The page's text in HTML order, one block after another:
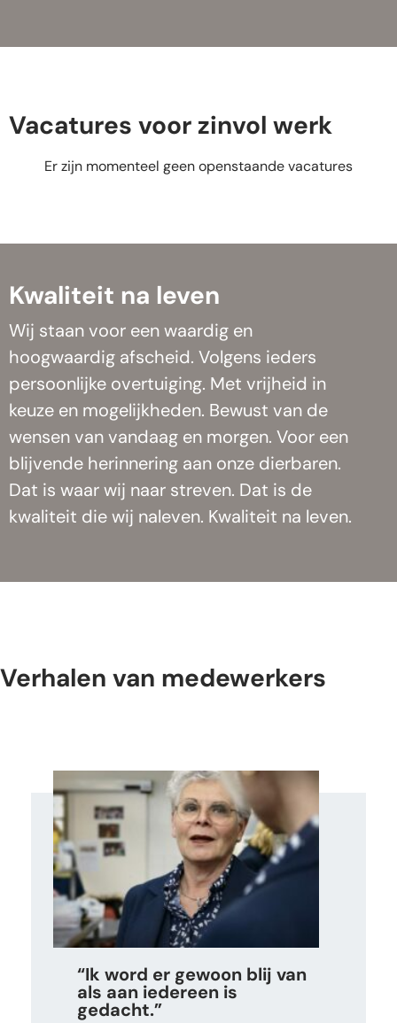
Vacatures voor zinvol werk
Er zijn momenteel geen openstaande vacatures
Kwaliteit na leven
Wij staan voor een waardig en
hoogwaardig afscheid. Volgens ieders
persoonlijke overtuiging. Met vrijheid in
keuze en mogelijkheden. Bewust van de
wensen van vandaag en morgen. Voor een
blijvende herinnering aan onze dierbaren.
Dat is waar wij naar streven. Dat is de
kwaliteit die wij naleven. Kwaliteit na leven.
Verhalen van medewerkers
“Ik word er gewoon blij van
als aan iedereen is
gedacht.”